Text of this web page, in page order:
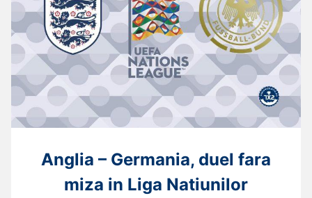
Anglia – Germania, duel fara
miza in Liga Natiunilor